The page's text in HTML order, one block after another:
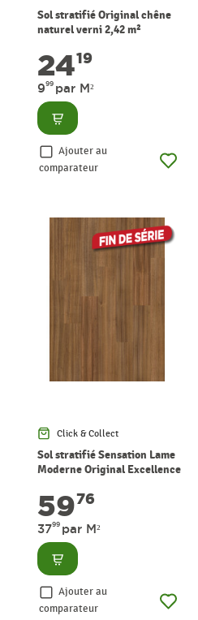
Sol stratifié Original chêne
naturel verni 2,42 m²
2419
999 par M²
Consulter
Ajouter au
comparateur
Click & Collect
Sol stratifié Sensation Lame
Moderne Original Excellence
PERGO
5976
3799 par M²
Consulter
Ajouter au
comparateur